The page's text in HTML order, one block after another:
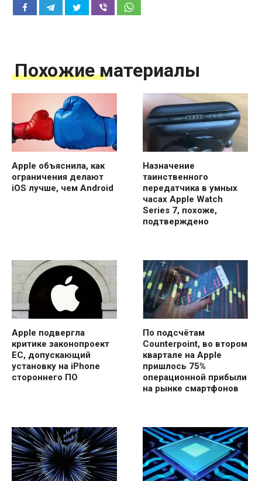
Похожие материалы
Apple объяснила, как
ограничения делают
iOS лучше, чем Android
Назначение
таинственного
передатчика в умных
часах Apple Watch
Series 7, похоже,
подтверждено
Apple подвергла
критике законопроект
ЕС, допускающий
установку на iPhone
стороннего ПО
По подсчётам
Counterpoint, во втором
квартале на Apple
пришлось 75%
операционной прибыли
на рынке смартфонов